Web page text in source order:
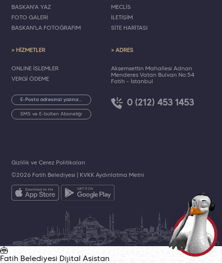
BAŞKAN'A YAZ
FOTO GALERİ
BAŞKAN'LA FOTOĞRAFIM
MECLİS
İLETİŞİM
SİTE HARİTASI
> HİZMETLER
ONLINE İŞLEMLER
VERGİ ÖDEME
SMS ve E-bülten Aboneliği
> ADRES
Akşemsettin Mahallesi Adnan
Menderes Vatan Bulvarı No:54
Fatih - İstanbul
0 (212) 453 1453
©2026 Fatih Belediyesi | KVKK Aydınlatma Metni
Gizlilik ve Çerez Politikaları
Fatih Belediyesi Dijital Asistan